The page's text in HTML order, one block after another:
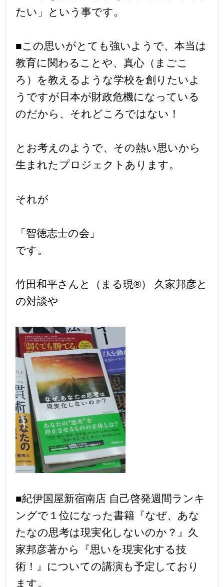
たい」という事です。
■この思いがとても強いようで、本当は
教育に関わることや、真心（まごこ
ろ）を教えるような学校を創りたいよ
うですが日本が財政危機になっている
のだから、それどころではない！
とお考えのようで、その熱い思いから
生まれたプロジェクトあります。
それが
「智徳志士の会」
です。
竹田和平さんと（まる現®） 久家邦彦と
の対談や
■紀伊国屋新宿南店 自己啓発週間ランキ
ングで１位になった書籍『なぜ、あな
たなの思考は現実化しないのか？』久
家邦彦著から『思いを現実化する技
術！』についての講演も予定しており
ます。